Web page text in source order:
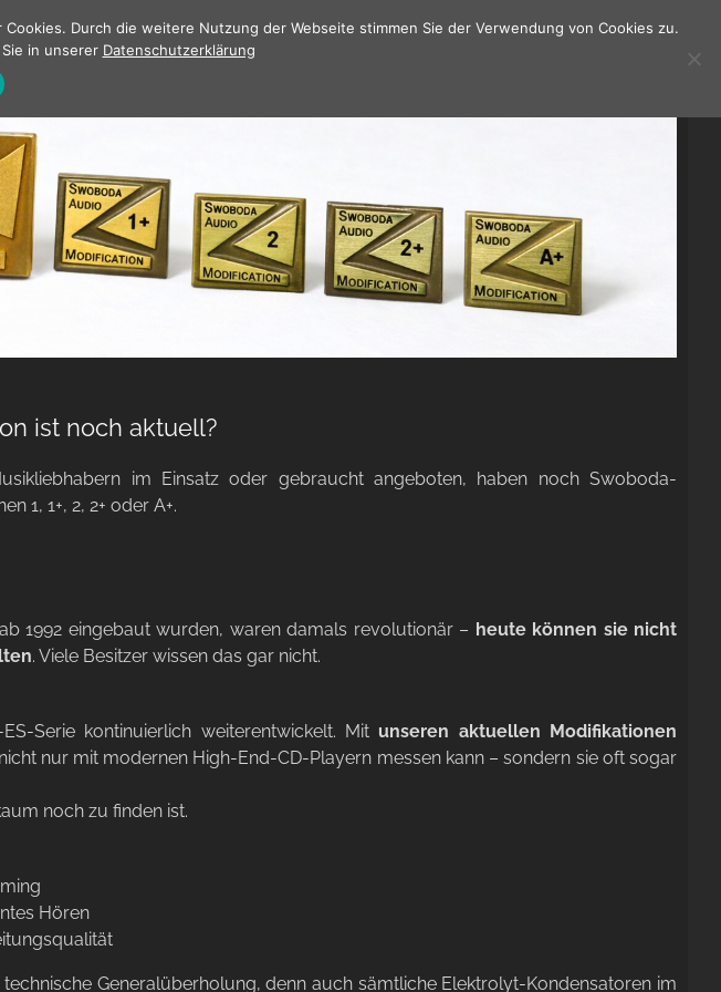
ist noch aktuell?
im Einsatz oder gebraucht angeboten, haben noch Swoboda-
1, 1+, 2, 2+ oder A+.
1992 eingebaut wurden, waren damals revolutionär – heute können sie nicht
. Viele Besitzer wissen das gar nicht.
Serie kontinuierlich weiterentwickelt. Mit unseren aktuellen Modifikationen
nur mit modernen High-End-CD-Playern messen kann – sondern sie oft sogar
noch zu finden ist.
Hören
Generalüberholung, denn auch sämtliche Elektrolyt-Kondensatoren im
Durch die weitere Nutzung der Webseite stimmen Sie der Verwendung von Cookies zu.
in unserer Datenschutzerklärung